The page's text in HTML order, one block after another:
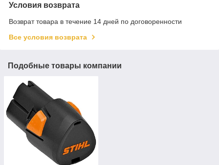
Условия возврата
Возврат товара в течение 14 дней по договоренности
Все условия возврата
Подобные товары компании